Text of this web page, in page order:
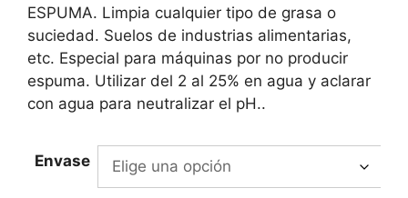
through
4.063,50€
ESPUMA. Limpia cualquier tipo de grasa o
suciedad. Suelos de industrias alimentarias,
etc. Especial para máquinas por no producir
espuma. Utilizar del 2 al 25% en agua y aclarar
con agua para neutralizar el pH..
Envase